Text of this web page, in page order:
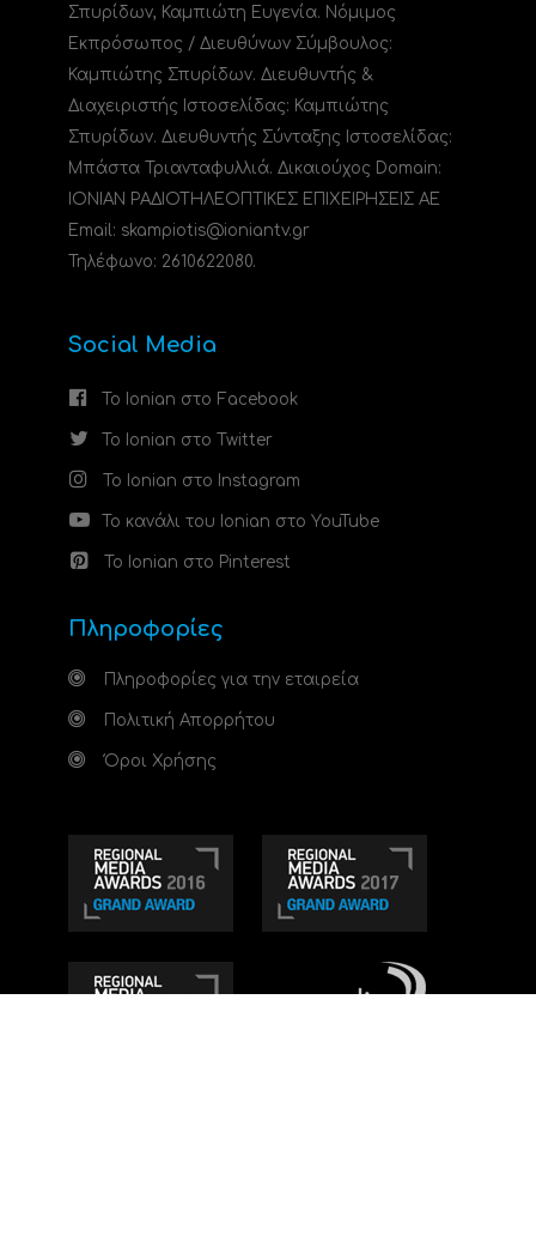
Σπυρίδων, Καμπιώτη Ευγενία. Νόμιμος
Εκπρόσωπος / Διευθύνων Σύμβουλος:
Καμπιώτης Σπυρίδων. Διευθυντής &
Διαχειριστής Ιστοσελίδας: Καμπιώτης
Σπυρίδων. Διευθυντής Σύνταξης Ιστοσελίδας:
Μπάστα Τριανταφυλλιά. Δικαιούχος Domain:
ΙΟΝΙΑΝ ΡΑΔΙΟΤΗΛΕΟΠΤΙΚΕΣ ΕΠΙΧΕΙΡΗΣΕΙΣ ΑΕ
Email: skampiotis@ioniantv.gr
Τηλέφωνο: 2610622080.
Social Media
Το Ionian στο Facebook
Το Ionian στο Twitter
Το Ionian στο Instagram
Το κανάλι του Ionian στο YouTube
Το Ionian στο Pinterest
Πληροφορίες
Πληροφορίες για την εταιρεία
Πολιτική Απορρήτου
Όροι Χρήσης